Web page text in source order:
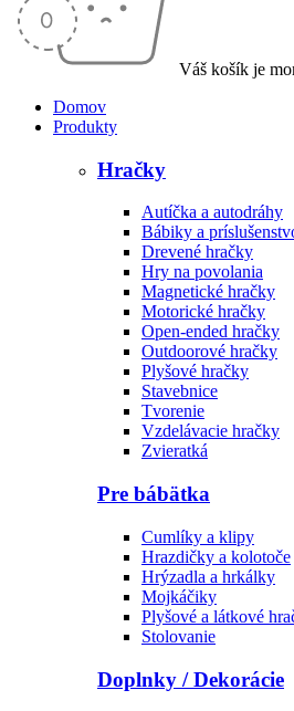
Váš košík je
Domov
Produkty
Hračky
Autíčka a autodráhy
Bábiky a
Drevené hračky
Hry na povolania
Magnetické hračky
Motorické hračky
Open-ended hračky
Outdoorové hračky
Plyšové hračky
Stavebnice
Tvorenie
Vzdelávacie hračky
Zvieratká
Pre bábätka
Cumlíky a klipy
Hrazdičky a kolotoče
Hrýzadla a hrkálky
Mojkáčiky
Plyšové a látkové
Stolovanie
Doplnky / Dekorácie